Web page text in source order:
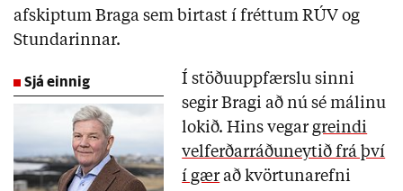
afskiptum Braga sem birtast í fréttum RÚV og
Stundarinnar.
Sjá einnig
Í stöðuuppfærslu sinni
segir Bragi að nú sé málinu
lokið. Hins vegar greindi
velferðarráðuneytið frá því
í gærað kvörtunarefni